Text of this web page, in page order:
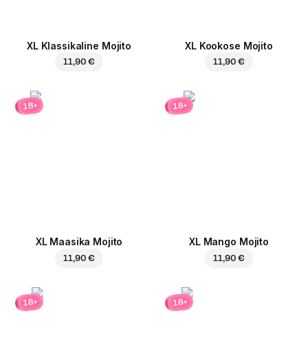
XL Klassikaline Mojito
11,90 €
XL Kookose Mojito
11,90 €
18+
XL Maasika Mojito
11,90 €
18+
XL Mango Mojito
11,90 €
18+ 18+